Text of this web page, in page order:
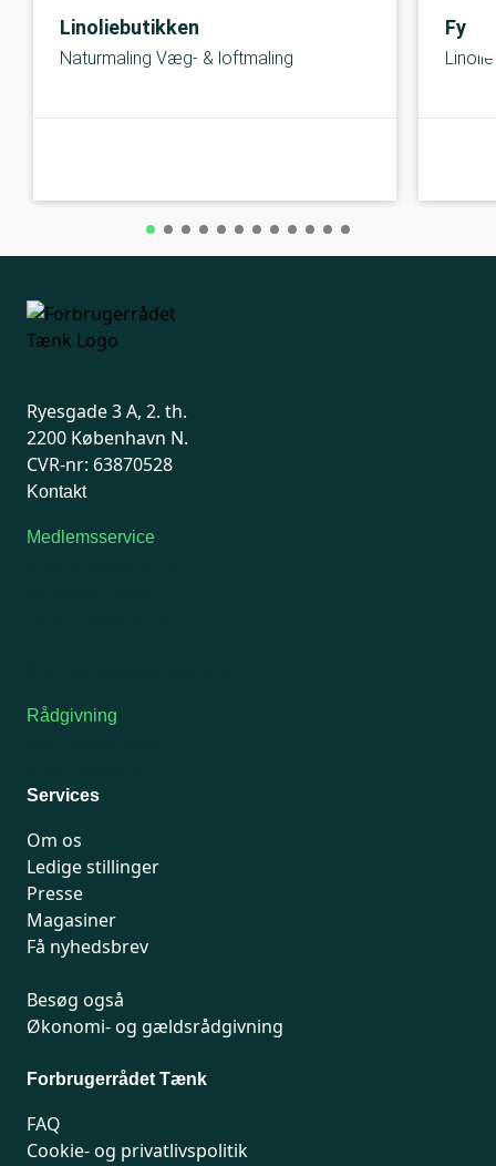
Linoliebutikken
Naturmaling Væg- & loftmaling
Fyra
Ryesgade 3 A, 2. th.
2200 København N.
CVR-nr: 63870528
Kontakt
Medlemsservice
Rådgivning
Services
Om os
Ledige stillinger
Presse
Magasiner
Få nyhedsbrev
Besøg også
Økonomi- og gældsrådgivning
Forbrugerrådet Tænk
FAQ
Cookie- og privatlivspolitik